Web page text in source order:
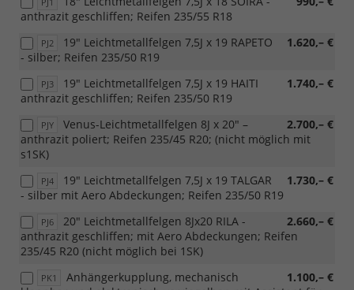
anthrazit geschliffen; Reifen 235/55 R18
PJ2 1.620,– €
19" Leichtmetallfelgen 7,5J x 19 RAPETO
- silber; Reifen 235/50 R19
PJ3 1.740,– €
19" Leichtmetallfelgen 7,5J x 19 HAITI
anthrazit geschliffen; Reifen 235/50 R19
PJY 2.700,– €
Venus-Leichtmetallfelgen 8J x 20" –
anthrazit poliert; Reifen 235/45 R20; (nicht möglich mit
s1SK)
PJ4 1.730,– €
19" Leichtmetallfelgen 7,5J x 19 TALGAR
- silber mit Aero Abdeckungen; Reifen 235/50 R19
PJ6 2.660,– €
20" Leichtmetallfelgen 8Jx20 RILA -
anthrazit geschliffen; mit Aero Abdeckungen; Reifen
235/45 R20 (nicht möglich bei 1SK)
PK1 1.100,– €
Anhängerkupplung, mechanisch